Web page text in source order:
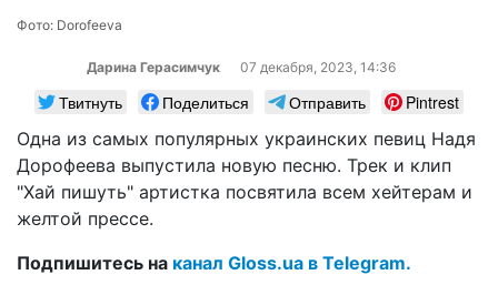
Фото: Dorofeeva
Дарина Герасимчук 07 декабря, 2023, 14:36
Твитнуть Поделиться Отправить
Pintrest
Одна из самых популярных украинских певиц Надя
Дорофеева выпустила новую песню. Трек и клип
"Хай пишуть" артистка посвятила всем хейтерам и
желтой прессе.
Подпишитесь на канал Gloss.ua в Telegram.